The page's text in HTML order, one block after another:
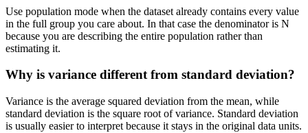
Use population mode when the dataset already contains every value
in the full group you care about. In that case the denominator is N
because you are describing the entire population rather than
estimating it.
Why is variance different from standard deviation?
Variance is the average squared deviation from the mean, while
standard deviation is the square root of variance. Standard deviation
is usually easier to interpret because it stays in the original data units.